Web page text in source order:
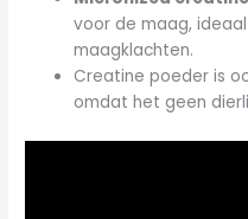
voor de maag,
maagklachten.
Creatine poeder is
omdat het geen